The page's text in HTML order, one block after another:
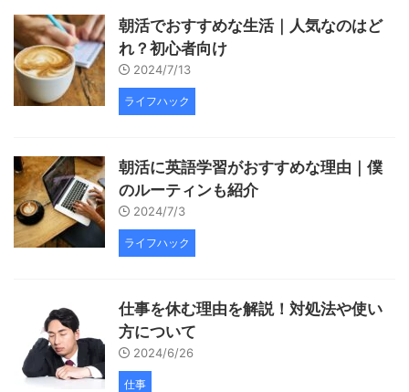
朝活でおすすめな生活｜人気なのはど
れ？初心者向け
2024/7/13
ライフハック
朝活に英語学習がおすすめな理由｜僕
のルーティンも紹介
2024/7/3
ライフハック
仕事を休む理由を解説！対処法や使い
方について
2024/6/26
仕事